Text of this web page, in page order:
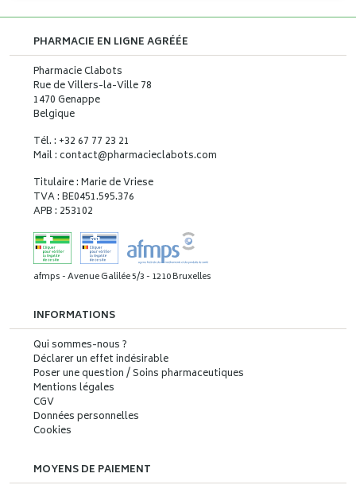
PHARMACIE EN LIGNE AGRÉÉE
Pharmacie Clabots
Rue de Villers-la-Ville 78
1470 Genappe
Belgique
Tél. : +32 67 77 23 21
Mail : contact@pharmacieclabots.com
Titulaire : Marie de Vriese
TVA : BE0451.595.376
APB : 253102
afmps - Avenue Galilée 5/3 - 1210 Bruxelles
INFORMATIONS
Qui sommes-nous ?
Déclarer un effet indésirable
Poser une question / Soins pharmaceutiques
Mentions légales
CGV
Données personnelles
Cookies
MOYENS DE PAIEMENT